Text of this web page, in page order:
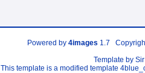
Powered by 4images 1.7
Template by
This template is a modified template